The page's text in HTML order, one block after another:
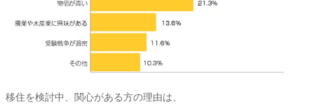
移住を検討中、関心がある方の理由は、